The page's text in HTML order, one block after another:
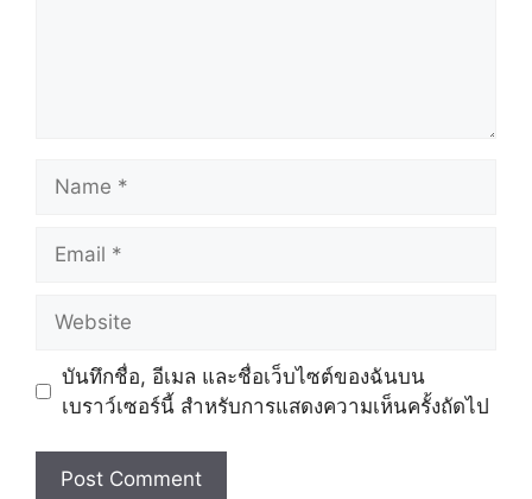
บันทึกชื่อ, อีเมล และชื่อเว็บไซต์ของฉันบน
เบราว์เซอร์นี้ สำหรับการแสดงความเห็นครั้งถัดไป